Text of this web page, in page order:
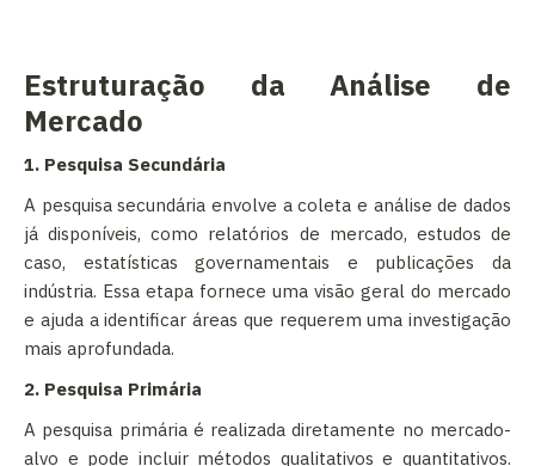
Estruturação da Análise de
Mercado
1. Pesquisa Secundária
A pesquisa secundária envolve a coleta e análise de dados
já disponíveis, como relatórios de mercado, estudos de
caso, estatísticas governamentais e publicações da
indústria. Essa etapa fornece uma visão geral do mercado
e ajuda a identificar áreas que requerem uma investigação
mais aprofundada.
2. Pesquisa Primária
A pesquisa primária é realizada diretamente no mercado-
alvo e pode incluir métodos qualitativos e quantitativos.